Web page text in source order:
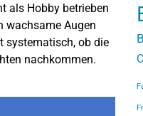
als Hobby betrieben
wachsame Augen
systematisch, ob die
nachkommen.